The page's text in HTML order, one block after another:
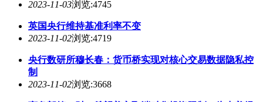
央行数研所穆长春：货币桥实现对核心交易数据隐私控
2023-11-02浏览:3668
商务部答一财：希望美方取消对华投资限制，为中美经
贸合作创造良好环境
2023-11-02
在快手带货、跑抖音吐槽，“双11”辛巴抖音账号被封